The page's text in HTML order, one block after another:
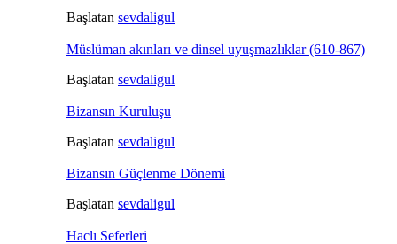
Başlatan sevdaligul
Müslüman akınları ve dinsel uyuşmazlıklar (610-867)
Başlatan sevdaligul
Bizansın Kuruluşu
Başlatan sevdaligul
Bizansın Güçlenme Dönemi
Başlatan sevdaligul
Haclı Seferleri